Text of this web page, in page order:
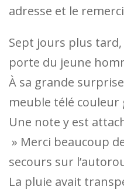
adresse et le
Sept jours plus
porte du jeune
À sa grande
meuble télé
Une note y est
» Merci beaucoup
secours sur
La pluie avait